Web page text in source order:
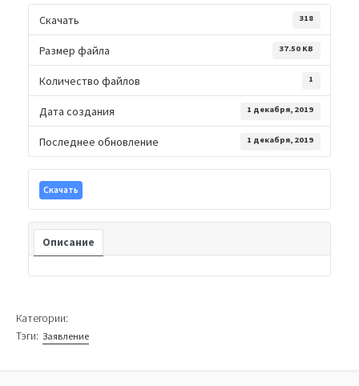
Скачать 318
Размер файла 37.50 KB
Количество файлов 1
Дата создания 1 декабря, 2019
Последнее обновление 1 декабря, 2019
Скачать
Описание
Категории:
Тэги: Заявление